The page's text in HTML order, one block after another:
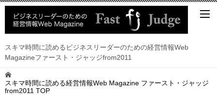
スキマ時間に読めるビジネスリーダーのための経営情報Web
Magazineファースト・ジャッジfrom2011
スキマ時間に読める経営情報Web Magazine ファースト・ジャッジ
from2011 TOP